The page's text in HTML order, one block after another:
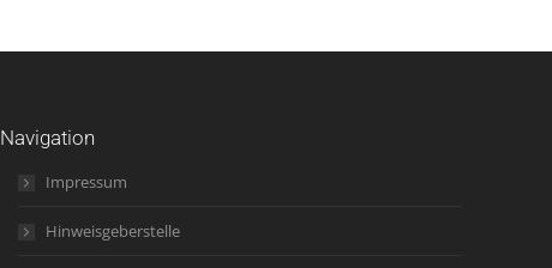
Navigation
Impressum
Hinweisgeberstelle